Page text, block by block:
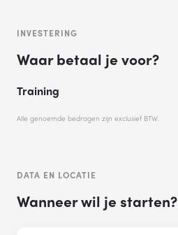
INVESTERING
Waar betaal je voor?
Training
Alle genoemde bedragen zijn exclusief BTW.
DATA EN LOCATIE
Wanneer wil je starten?